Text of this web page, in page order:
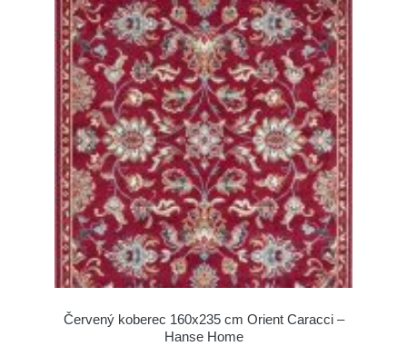
Červený koberec 160x235 cm Orient Caracci –
Hanse Home